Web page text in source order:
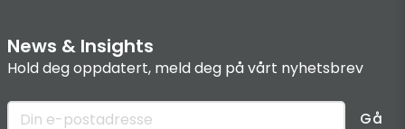
News & Insights
Hold deg oppdatert, meld deg på vårt nyhetsbrev
Gå